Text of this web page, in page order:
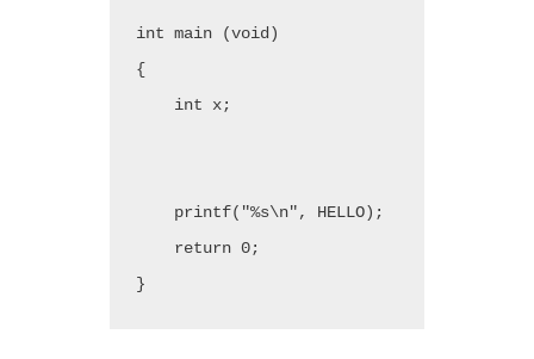
int main (void)
{
    int x;
    printf("%s\n", HELLO);
    return 0;